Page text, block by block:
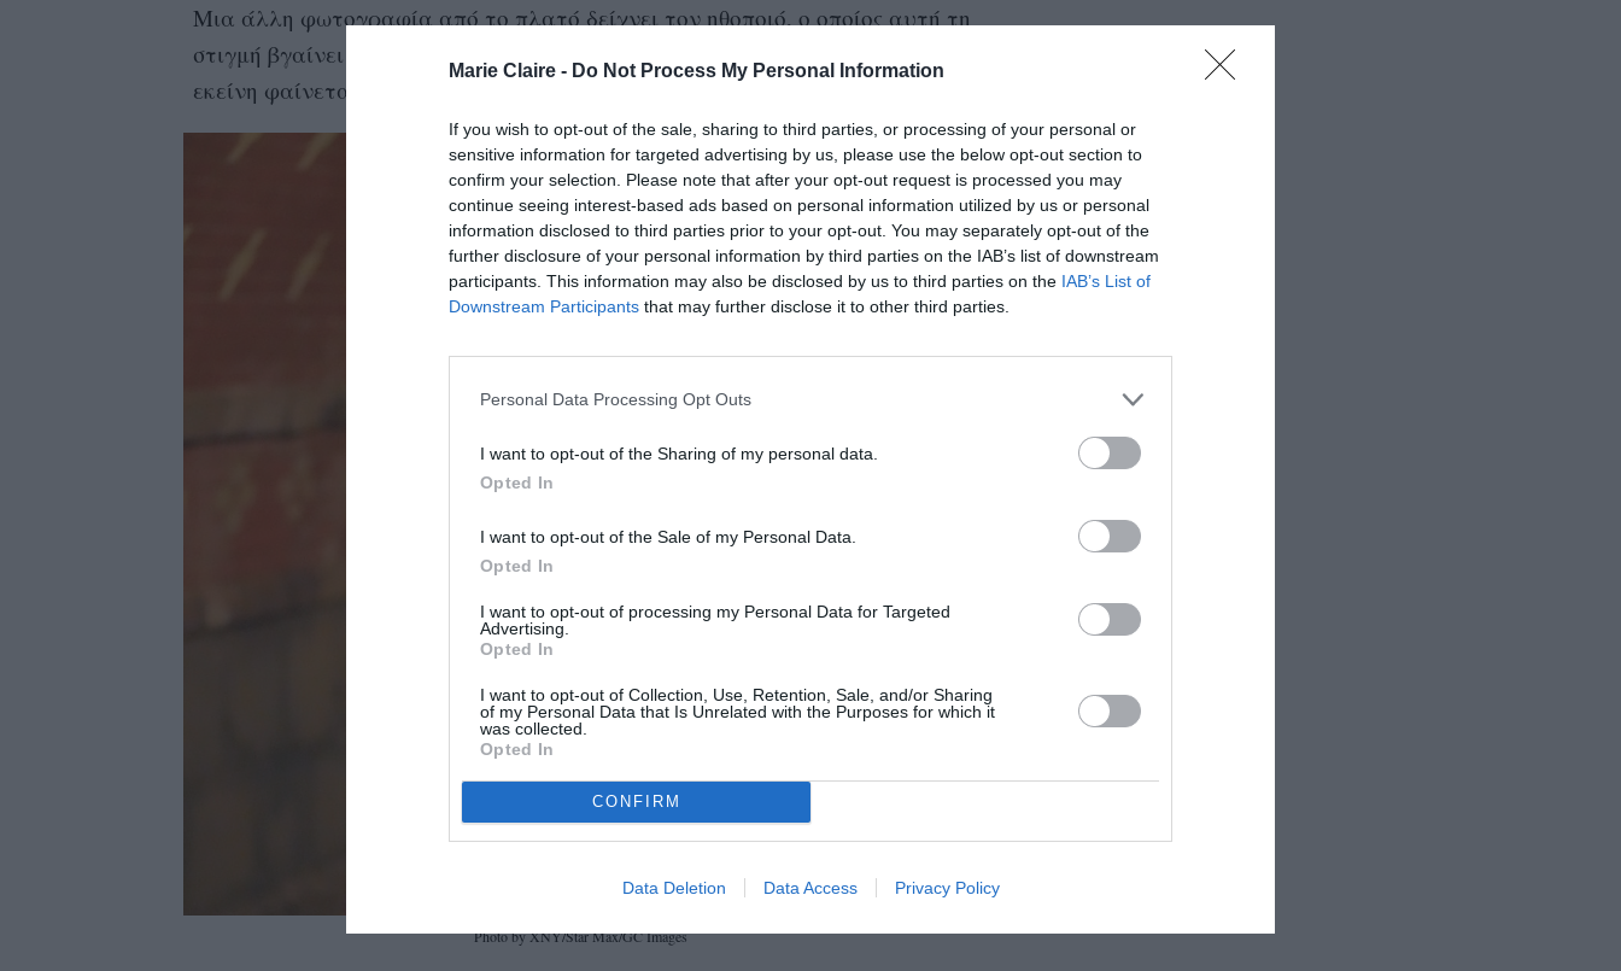
Marie Claire - Do Not Process My Personal Information
If you wish to opt-out of the sale, sharing to third parties, or processing of your personal or
sensitive information for targeted advertising by us, please use the below opt-out section to
confirm your selection. Please note that after your opt-out request is processed you may
continue seeing interest-based ads based on personal information utilized by us or personal
information disclosed to third parties prior to your opt-out. You may separately opt-out of the
further disclosure of your personal information by third parties on the IAB’s list of downstream
participants. This information may also be disclosed by us to third parties on the IAB’s List of
Downstream Participants that may further disclose it to other third parties.
Personal Data Processing Opt Outs
I want to opt-out of the Sharing of my personal data.
Opted In
I want to opt-out of the Sale of my Personal Data.
Opted In
I want to opt-out of processing my Personal Data for Targeted
Advertising.
Opted In
I want to opt-out of Collection, Use, Retention, Sale, and/or Sharing
of my Personal Data that Is Unrelated with the Purposes for which it
was collected.
Opted In
CONFIRM
Data Deletion Data Access Privacy Policy
Μια άλλη φωτογραφία από το πλατό δείχνει τον ηθοποιό, ο οποίος αυτή τη
στιγμή βγαίνει με την Kylie Jenner, να φιλάει τον λαιμό της Gwyneth, καθώς
εκείνη φαίνεται να ελέγχει προσεκτικά το περιβάλλον της.
Photo by XNY/Star Max/GC Images